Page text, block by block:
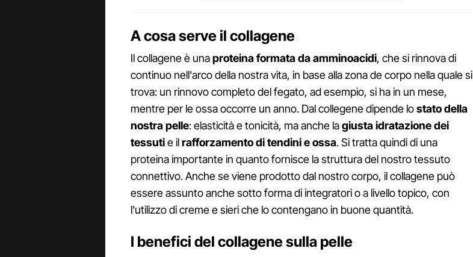
A cosa serve il collagene
Il collagene è unaproteina formata da amminoacidi, che si rinnova di
continuo nell'arco della nostra vita, in base alla zona de corpo nella quale si
trova: un rinnovo completo del fegato, ad esempio, si ha in un mese,
mentre per le ossa occorre un anno. Dal collegene dipende lostato della
nostra pelle: elasticità e tonicità, ma anche lagiusta idratazione dei
tessutie ilrafforzamento di tendini e ossa. Si tratta quindi di una
proteina importante in quanto fornisce la struttura del nostro tessuto
connettivo. Anche se viene prodotto dal nostro corpo, il collagene può
essere assunto anche sotto forma di integratori o a livello topico, con
l'utilizzo di creme e sieri che lo contengano in buone quantità.
I benefici del collagene sulla pelle